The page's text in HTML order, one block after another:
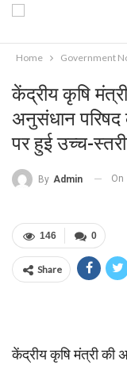
Home Government
केंद्रीय कृषि
अनुसंधान
पर हुई उच्च-
By Admin On
0
146
Share
केंद्रीय कृषि मंत्री की